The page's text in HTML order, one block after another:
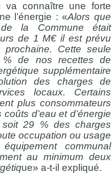
va connaître une forte
l’énergie : «Alors que
la Commune était
de 1 M€ il est prévu
prochaine. Cette seule
de nos recettes de
supplémentaire
des charges de
locaux. Certains
plus consommateurs
d’eau et d’énergie
29 % des charges
occupation ou usage
communal
au minimum deux
ue» a-t-il expliqué.